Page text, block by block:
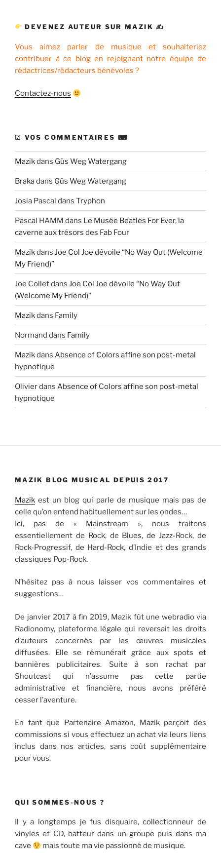
DEVENEZ AUTEUR SUR MAZIK ✍
Vous aimez parler de musique et souhaiteriez
contribuer à ce blog en rejoignant notre équipe de
rédactrices/rédacteurs bénévoles ?
Contactez-nous
☑ VOS COMMENTAIRES ⌨
Mazikdans Güs Weg Watergang
Brakadans Güs Weg Watergang
Josia Pascal dans Tryphon
Pascal HAMM dans Le Musée Beatles For Ever, la
caverne aux trésors des Fab Four
Mazikdans Joe Col Joe dévoile “No Way Out (Welcome
My Friend)”
Joe Colletdans Joe Col Joe dévoile “No Way Out
(Welcome My Friend)”
Mazikdans Family
Normand dans Family
Mazikdans Absence of Colors affine son post-metal
hypnotique
Olivierdans Absence of Colors affine son post-metal
hypnotique
MAZIK BLOG MUSICAL DEPUIS 2017
Mazik est un blog qui parle de musique mais pas de
celle qu’on entend habituellement sur les ondes…
Ici, pas de « Mainstream », nous traitons
essentiellement de Rock, de Blues, de Jazz-Rock, de
Rock-Progressif, de Hard-Rock, d’Indie et des grands
classiques Pop-Rock.
N’hésitez pas à nous laisser vos commentaires et
suggestions…
De janvier 2017 à fin 2019, Mazik fût une webradio via
Radionomy, plateforme légale qui reversait les droits
d’auteurs concernés par les œuvres musicales
diffusées. Elle se rémunérait grâce aux spots et
bannières publicitaires. Suite à son rachat par
Shoutcast qui n’assume pas cette partie
administrative et financière, nous avons préféré
cesser l’aventure.
En tant que Partenaire Amazon, Mazik perçoit des
commissions si vous effectuez un achat via leurs liens
inclus dans nos articles, sans coût supplémentaire
pour vous.
QUI SOMMES-NOUS ?
Il y a longtemps je fus disquaire, collectionneur de
vinyles et CD, batteur dans un groupe puis dans ma
cave
mais toute ma vie passionné de musique.